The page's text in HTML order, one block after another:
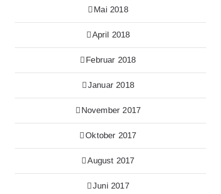
Mai 2018
April 2018
Februar 2018
Januar 2018
November 2017
Oktober 2017
August 2017
Juni 2017